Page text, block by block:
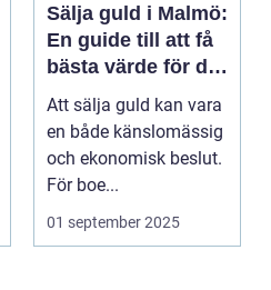
Sälja guld i Malmö:
En guide till att få
bästa värde för ditt
guld
Att sälja guld kan vara
en både känslomässig
och ekonomisk beslut.
För boe...
01 september 2025